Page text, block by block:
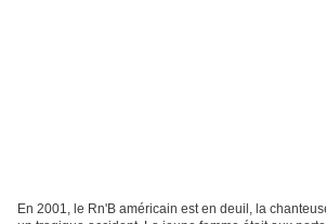
En 2001, le Rn'B américain est en deuil, la